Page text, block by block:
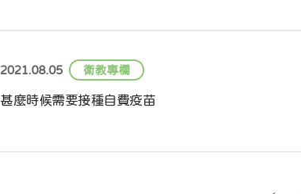
2021.08.05 衛教專欄
甚麼時候需要接種自費疫苗